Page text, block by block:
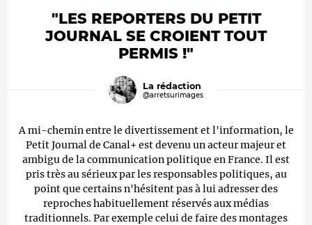
"LES REPORTERS DU PETIT
JOURNAL SE CROIENT TOUT
PERMIS !"
La rédaction
@arretsurimages
A mi-chemin entre le divertissement et l'information, le
Petit Journal de Canal+ est devenu un acteur majeur et
ambigu de la communication politique en France. Il est
pris très au sérieux par les responsables politiques, au
point que certains n'hésitent pas à lui adresser des
reproches habituellement réservés aux médias
traditionnels. Par exemple celui de faire des montages